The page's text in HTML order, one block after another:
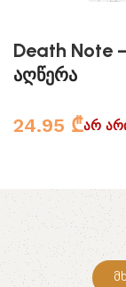
Death Note
აღწერა
24.95 ₾არ